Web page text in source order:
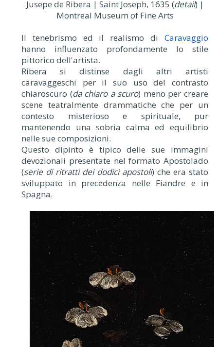
Jusepe de Ribera | Saint Joseph, 1635 (detail) |
Montreal Museum of Fine Arts
Il tenebrismo ed il realismo di Caravaggio
hanno influenzato profondamente lo stile
pittorico dell'artista.
Ribera si distinse dagli altri artisti
caravaggeschi per il suo uso del contrasto
chiaroscuro (da chiaro a scuro) meno per creare
scene teatralmente drammatiche che per un
contesto misterioso e spirituale, pur
mantenendo una sobria calma ed equilibrio
nelle sue composizioni.
Questo dipinto è tipico delle sue immagini
devozionali presentate nel formato Apostolado
(serie di ritratti dei dodici apostoli) che era stato
sviluppato in precedenza nelle Fiandre e in
Spagna.